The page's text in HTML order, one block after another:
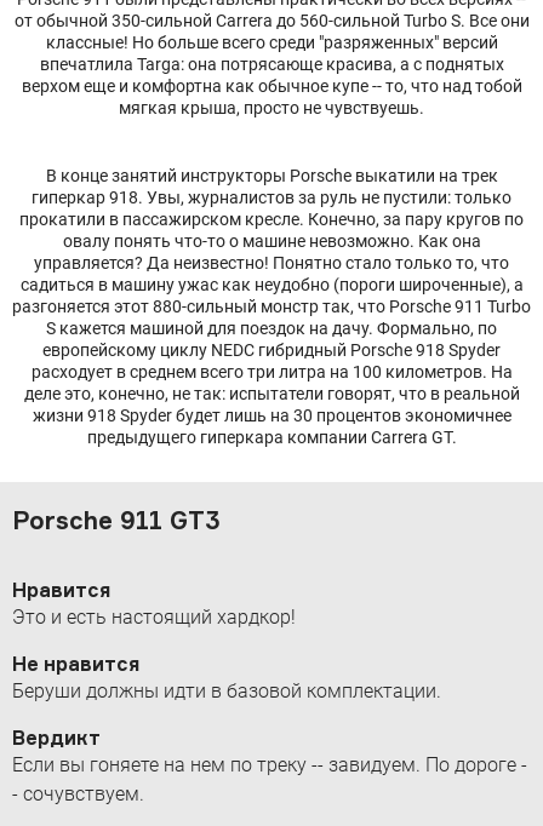
от обычной 350-сильной Carrera до 560-сильной Turbo S. Все они
классные! Но больше всего среди "разряженных" версий
впечатлила Targa: она потрясающе красива, а с поднятых
верхом еще и комфортна как обычное купе -- то, что над тобой
мягкая крыша, просто не чувствуешь.
В конце занятий инструкторы Porsche выкатили на трек
гиперкар 918. Увы, журналистов за руль не пустили: только
прокатили в пассажирском кресле. Конечно, за пару кругов по
овалу понять что-то о машине невозможно. Как она
управляется? Да неизвестно! Понятно стало только то, что
садиться в машину ужас как неудобно (пороги широченные), а
разгоняется этот 880-сильный монстр так, что Porsche 911 Turbo
S кажется машиной для поездок на дачу. Формально, по
европейскому циклу NEDC гибридный Porsche 918 Spyder
расходует в среднем всего три литра на 100 километров. На
деле это, конечно, не так: испытатели говорят, что в реальной
жизни 918 Spyder будет лишь на 30 процентов экономичнее
предыдущего гиперкара компании Carrera GT.
Porsche 911 GT3
Нравится
Это и есть настоящий хардкор!
Не нравится
Беруши должны идти в базовой комплектации.
Вердикт
Если вы гоняете на нем по треку -- завидуем. По дороге -
- сочувствуем.